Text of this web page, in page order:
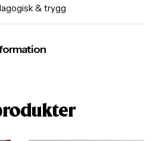
& trygg